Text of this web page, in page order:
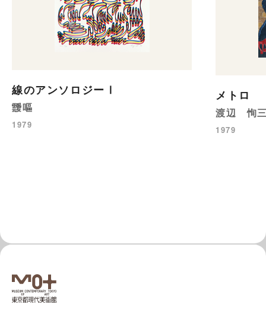
線のアンソロジーⅠ
靉嘔
1979
メトロ
渡辺 恂
1979